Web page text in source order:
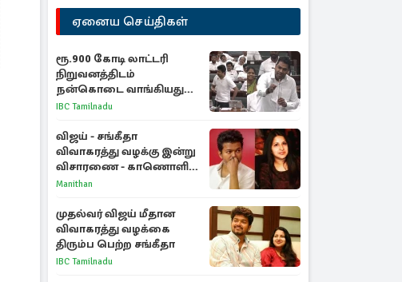
ஏனைய செய்திகள்
ரூ.900 கோடி லாட்டரி
நிறுவனத்திடம்
நன்கொடை வாங்கியது
ஏன்? உதயநிதி - ஆதவ்
IBC Tamilnadu
விஜய் - சங்கீதா
விவாகரத்து வழக்கு இன்று
விசாரணை - காணொளி
மூலம் ஆஜராக வாய்ப்பு
Manithan
முதல்வர் விஜய் மீதான
விவாகரத்து வழக்கை
திரும்ப பெற்ற சங்கீதா
IBC Tamilnadu